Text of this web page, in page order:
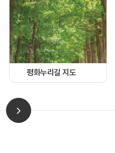
평화누리길 지도